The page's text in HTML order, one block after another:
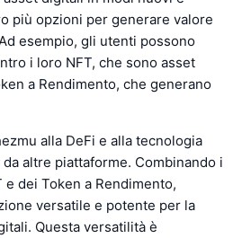
più opzioni per generare valore
esempio, gli utenti possono
i loro NFT, che sono asset
a Rendimento, che generano
alla DeFi e alla tecnologia
altre piattaforme. Combinando i
dei Token a Rendimento,
versatile e potente per la
Questa versatilità è